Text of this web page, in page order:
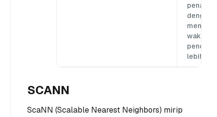
dengan
waktu
lebih
SCANN
ScaNN (Scalable Nearest Neighbors) mirip